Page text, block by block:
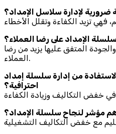
ضرورية لإدارة سلاسل الإمداد؟
الإمداد على رضا العملاء؟
المتفق عليها يزيد من رضا
العملاء.
من إدارة سلسلة إمداد
احترافية؟
مؤشر لنجاح سلسلة الإمداد؟